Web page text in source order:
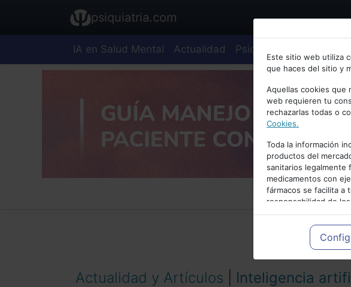
Bienvenid@ a
Escribe tu Email
Accede o regístrate
psiquiatria.com
IA en Salud Mental Actualidad Psiquiatría
Este sitio web utiliza
que haces del sitio y
Aquellas cookies que
web requieren tu
rechazarlas todas o
Cookies.
Toda la información
productos del
sanitarios legalmente
medicamentos con
fármacos se facilita a
responsabilidad de
medicamentos y
adecuado a las
Actualidad y Artículos Inteligencia